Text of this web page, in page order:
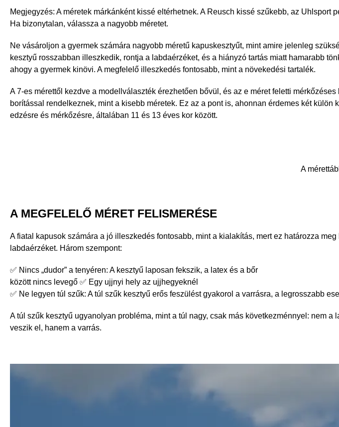
Megjegyzés: A méretek márkánként kissé eltérhetnek. A Reusch kissé szűkebb, az Uhlsport
Ha bizonytalan, válassza a nagyobb méretet.
Ne vásároljon a gyermek számára nagyobb méretű kapuskesztyűt, mint amire jelenleg
kesztyű rosszabban illeszkedik, rontja a labdaérzéket, és a hiányzó tartás miatt hamarabb
ahogy a gyermek kinövi. A megfelelő illeszkedés fontosabb, mint a növekedési tartalék.
A 7-es mérettől kezdve a modellválaszték érezhetően bővül, és az e méret feletti mérkőzéses
borítással rendelkeznek, mint a kisebb méretek. Ez az a pont is, ahonnan érdemes két külön
edzésre és mérkőzésre, általában 11 és 13 éves kor között.
A
A MEGFELELŐ MÉRET FELISMERÉSE
A fiatal kapusok számára a jó illeszkedés fontosabb, mint a kialakítás, mert ez határozza meg
labdaérzéket. Három szempont:
✅ Nincs „dudor” a tenyéren: A kesztyű laposan fekszik, a latex és a bőr
között nincs levegő ✅ Egy ujjnyi hely az ujjhegyeknél
✅ Ne legyen túl szűk: A túl szűk kesztyű erős feszülést gyakorol a varrásra, a legrosszabb
A túl szűk kesztyű ugyanolyan probléma, mint a túl nagy, csak más következménnyel: nem a
veszik el, hanem a varrás.